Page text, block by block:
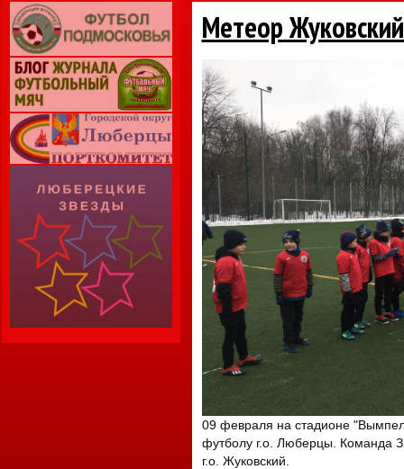
Метеор
09 февраля на стадионе
футболу г.о. Люберцы. Команда
г.о. Жуковский.